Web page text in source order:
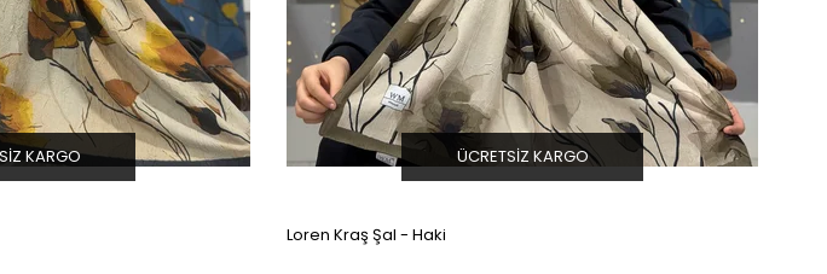
KARGO
Loren Kraş Şal - Haki
ÜCRETSIZ KARGO